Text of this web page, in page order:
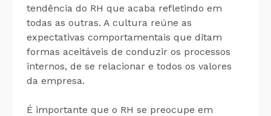
tendência do RH que acaba refletindo em
todas as outras. A cultura reúne as
expectativas comportamentais que ditam
formas aceitáveis de conduzir os processos
internos, de se relacionar e todos os valores
da empresa.
É importante que o RH se preocupe em